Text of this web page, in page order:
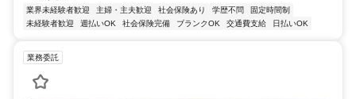
業界未経験者歓迎 主婦・主夫歓迎 社会保険あり 学歴不問
固定時間制
未経験者歓迎
週払いOK 社会保険完備 ブランクOK 交通費支給 日払いOK
業務委託